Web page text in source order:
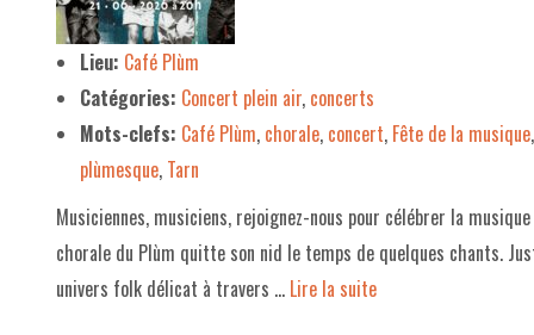
Lieu: Café Plùm
Catégories: Concert plein air, concerts
Mots-clefs: Café Plùm, chorale, concert, Fête de la musique
plùmesque, Tarn
Musiciennes, musiciens, rejoignez-nous pour célébrer la
chorale du Plùm quitte son nid le temps de quelques chants.
univers folk délicat à travers … Lire la suite­­